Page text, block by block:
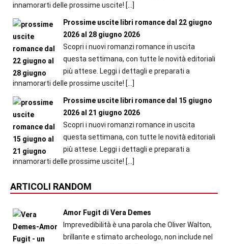
innamorarti delle prossime uscite! […]
Prossime uscite libri romance dal 22 giugno
2026 al 28 giugno 2026
Scopri i nuovi romanzi romance in uscita
questa settimana, con tutte le novità editoriali
più attese. Leggi i dettagli e preparati a
innamorarti delle prossime uscite! […]
Prossime uscite libri romance dal 15 giugno
2026 al 21 giugno 2026
Scopri i nuovi romanzi romance in uscita
questa settimana, con tutte le novità editoriali
più attese. Leggi i dettagli e preparati a
innamorarti delle prossime uscite! […]
ARTICOLI RANDOM
Amor Fugit di Vera Demes
Imprevedibilità è una parola che Oliver Walton,
brillante e stimato archeologo, non include nel